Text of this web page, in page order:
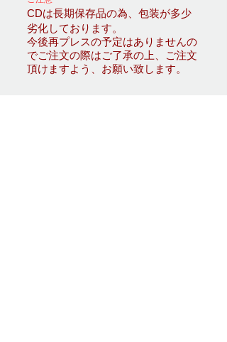
CDは長期保存品の為、包装が多少
劣化しております。
今後再プレスの予定はありませんの
でご注文の際はご了承の上、ご注文
頂けますよう、お願い致します。